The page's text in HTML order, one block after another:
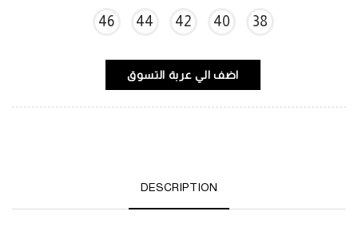
38
40
42
44
46
اضف الي عربة التسوق
DESCRIPTION